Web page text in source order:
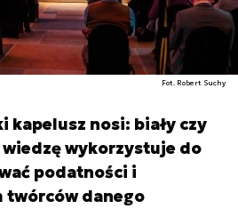
Fot. Robert Suchy
kapelusz nosi: biały czy
wiedzę wykorzystuje do
podatności i
danego